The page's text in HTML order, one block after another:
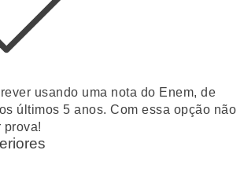
usando uma nota do Enem, de
últimos 5 anos. Com essa opção não
prova!